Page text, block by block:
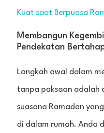
Kuat saat Berpuasa
Membangun
Pendekatan
Langkah awal dalam
tanpa paksaan adalah
suasana Ramadan
di dalam rumah. Anda